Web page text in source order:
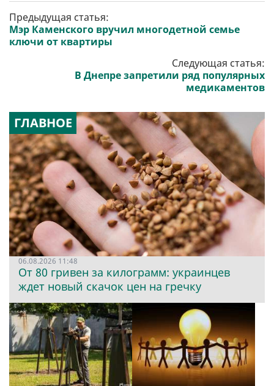
Предыдущая статья:
Мэр Каменского вручил многодетной семье
ключи от квартиры
Следующая статья:
В Днепре запретили ряд популярных
медикаментов
ГЛАВНОЕ
06.08.2026 11:48
От 80 гривен за килограмм: украинцев
ждет новый скачок цен на гречку